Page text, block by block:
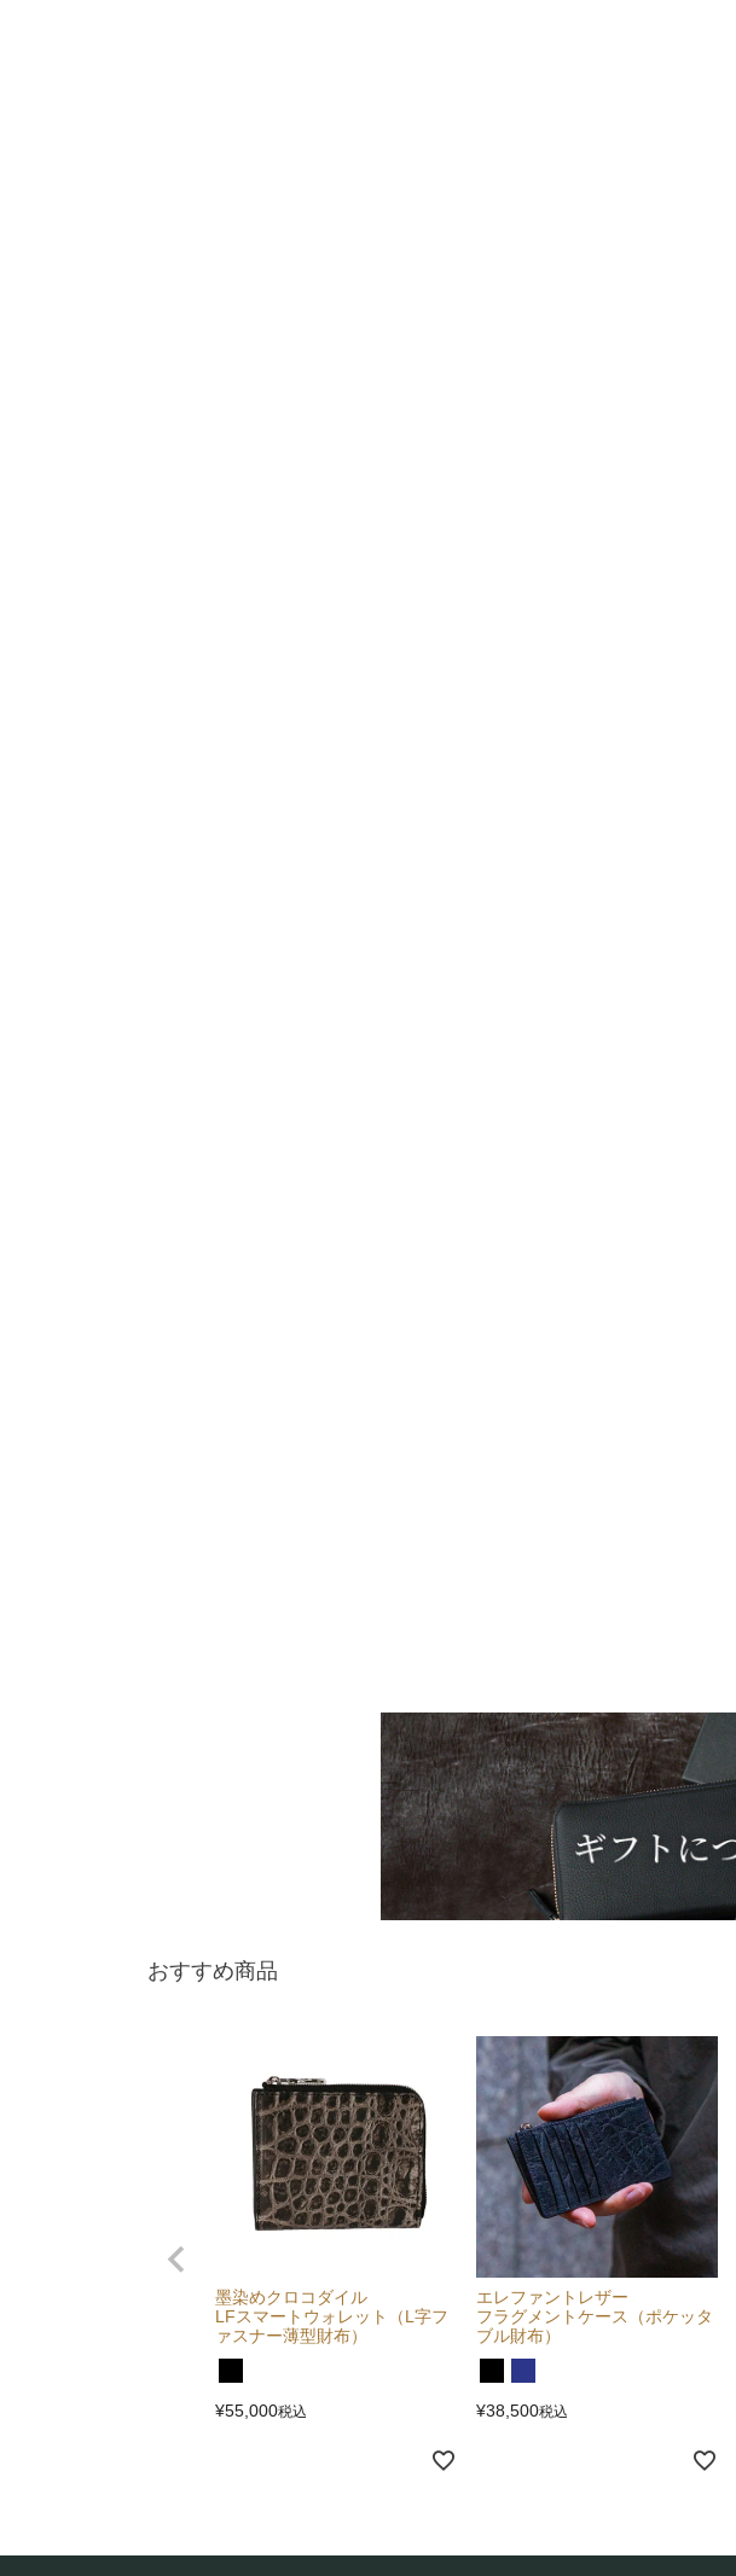
おすすめ商品
墨染めクロコダイル
LFスマートウォレット（L字フ
ァスナー薄型財布）
¥55,000税込
エレファントレザー
フラグメントケース（ポケッタ
ブル財布）
¥38,500税込